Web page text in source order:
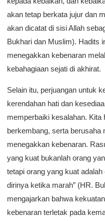
akan tetap berkata jujur dan
akan dicatat di sisi Allah
Bukhari dan Muslim). Hadits
menegakkan kebenaran
kebahagiaan sejati di akhirat.
Selain itu, perjuangan untuk
kerendahan hati dan
memperbaiki kesalahan. Kita
berkembang, serta berusaha
menegakkan kebenaran.
yang kuat bukanlah orang
tetapi orang yang kuat
dirinya ketika marah” (HR.
mengajarkan bahwa
kebenaran terletak pada